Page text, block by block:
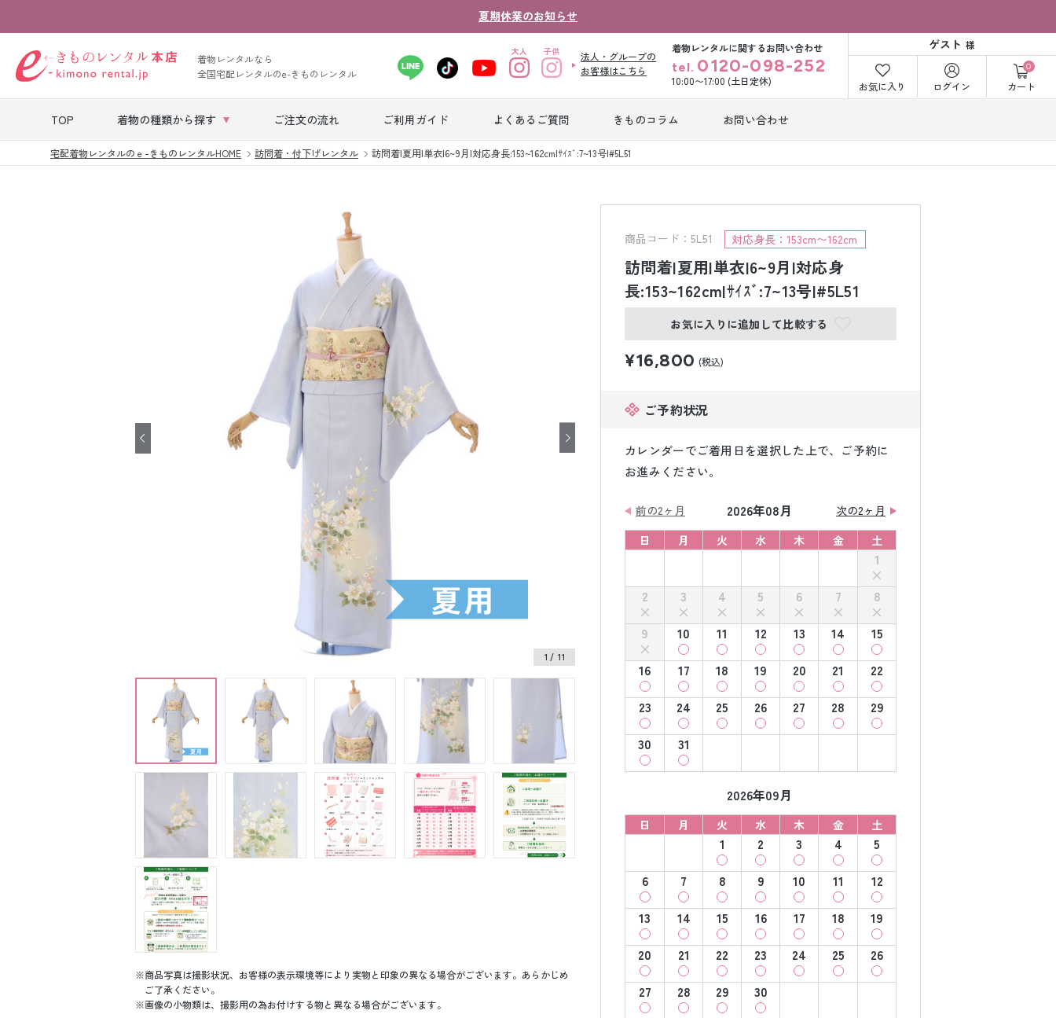
夏期休業のお知らせ
着物レンタルなら
全国宅配レンタルのe-きものレンタル
法人・グループの
お客様はこちら
着物レンタルに関するお問い合わせ
tel. 0120-098-252
10:00〜17:00 (土日定休)
ゲスト 様
お気に入り ログイン
0
カート
TOP 着物の種類から探す ご注文の流れ ご利用ガイド よくあるご質問 きものコラム お問い合わせ
七五三レンタル 振袖レンタル
卒業式袴レンタ
ル
産着レンタル
レンタル
ジュニア着物レ
ンタル
タル
紋付袴レンタル
男性礼装レンタ
ル
色打掛&紋付袴
レンタル
小物販売品
宅配着物レンタルのｅ-きものレンタルHOME 訪問着・付下げレンタル 訪問着|夏用|単衣|6~9月|対応身長:153~162cm|ｻｲｽﾞ:7~13号|#5L51
商品コード：5L51 対応身長：153cm〜162cm
訪問着|夏用|単衣|6~9月|対応身
長:153~162cm|ｻｲｽﾞ:7~13号|#5L51
お気に入りに追加して比較する
¥16,800 (税込)
ご予約状況
カレンダーでご着用日を選択した上で、ご予約に
お進みください。
前の2ヶ月 2026年08月
次の2ヶ月
日
月 火 水 木 金 土
1
2
3 4 5 6 7
8
9
10 11 12 13 14
15
16
17 18 19 20 21
22
23
24 25 26 27 28
29
30
31
2026年09月
日 月 火 水 木 金 土
1 2 3 4
5
6
7 8 9 10 11
12
13
14 15 16 17 18
19
20
21 22 23 24 25
26
27
28 29 30
1 / 11
商品写真は撮影状況、お客様の表示環境等により実物と印象の異なる場合がございます。あらかじめ
ご了承ください。
画像の小物類は、撮影用の為お付けする物と異なる場合がございます。